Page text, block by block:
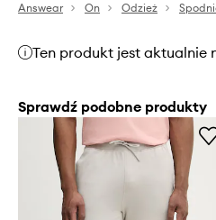
Answear On Odzież
Ten produkt jest aktualnie
Sprawdź podobne produkty